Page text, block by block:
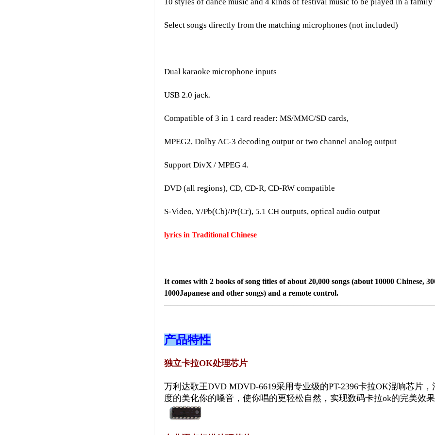
Select songs directly from the matching microphones (not included)
Dual karaoke microphone inputs
USB 2.0 jack.
Compatible of 3 in 1 card reader: MS/MMC/SD cards,
MPEG2, Dolby AC-3 decoding output or two channel analog output
Support DivX / MPEG 4.
DVD (all regions), CD, CD-R, CD-RW compatible
S-Video, Y/Pb(Cb)/Pr(Cr), 5.1 CH outputs, optical audio output
lyrics in Traditional Chinese
It comes with 2 books of song titles of about 20,000 songs (about 10000 Chinese,
1000Japanese and other songs) and a remote control.
产品特性
独立卡拉OK处理芯片
万利达歌王DVD MDVD-6619采用专业级的PT-2396卡拉OK混响芯片
度的美化你的嗓音，使你唱的更轻松自然，实现数码卡拉ok的完美效果